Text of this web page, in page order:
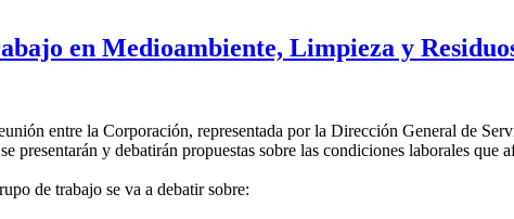
en Medioambiente, Limpieza y
entre la Corporación, representada por la Dirección General de
presentarán y debatirán propuestas sobre las condiciones laborales
de trabajo se va a debatir sobre: